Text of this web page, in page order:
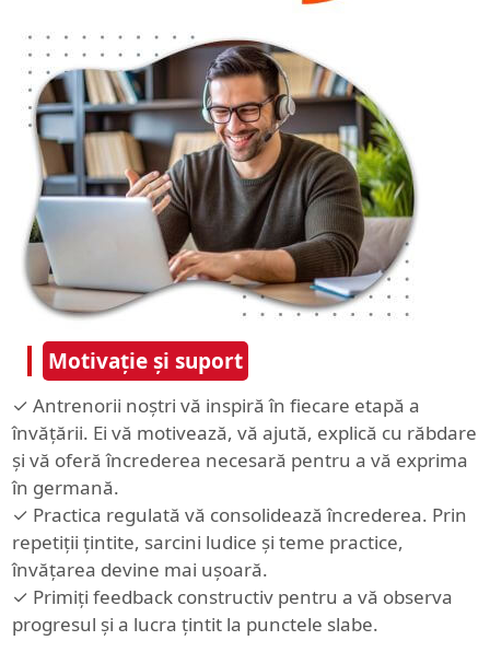
Motivație și suport
✓ Antrenorii noștri vă inspiră în fiecare etapă a
învățării. Ei vă motivează, vă ajută, explică cu răbdare
și vă oferă încrederea necesară pentru a vă exprima
în germană.
✓ Practica regulată vă consolidează încrederea. Prin
repetiții țintite, sarcini ludice și teme practice,
învățarea devine mai ușoară.
✓ Primiți feedback constructiv pentru a vă observa
progresul și a lucra țintit la punctele slabe.